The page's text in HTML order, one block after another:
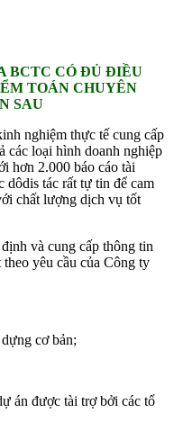
BCTC CÓ ĐỦ ĐIỀU
TOÁN CHUYÊN
SAU
nghiệm thực tế cung cấp
các loại hình doanh nghiệp
hơn 2.000 báo cáo tài
dôdis tác rất tự tin để cam
chất lượng dịch vụ tốt
và cung cấp thông tin
yêu cầu của Công ty
cơ bản;
án được tài trợ bởi các tổ